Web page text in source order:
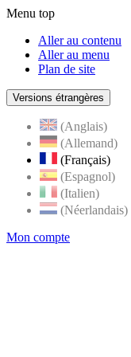
Menu top
Aller au contenu
Aller au menu
Plan de site
Versions étrangères
(Anglais)
(Allemand)
(Français)
(Espagnol)
(Italien)
(Néerlandais)
Mon compte